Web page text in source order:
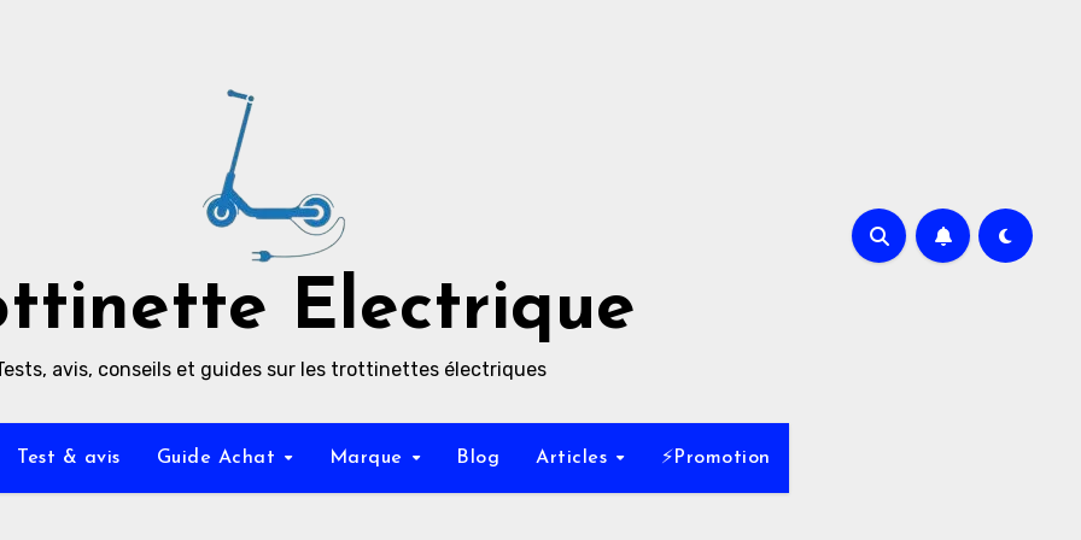
Electrique
avis, conseils et guides sur les trottinettes électriques
Test & avis Guide Achat Marque Blog Articles ⚡Promotion